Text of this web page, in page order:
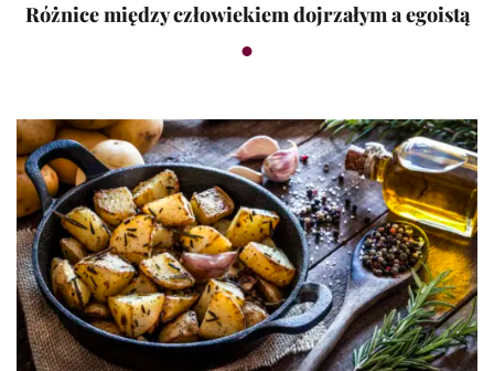
Różnice między człowiekiem dojrzałym a egoistą